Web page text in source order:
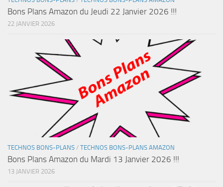
Bons Plans Amazon du Jeudi 22 Janvier 2026 !!!
22 JANVIER 2026
TECHNOS BONS-PLANS / TECHNOS BONS-PLANS AMAZON
Bons Plans Amazon du Mardi 13 Janvier 2026 !!!
13 JANVIER 2026